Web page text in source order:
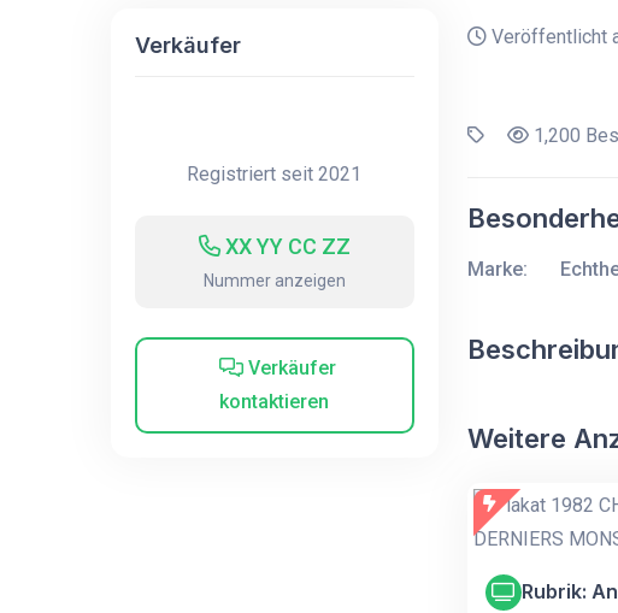
Verkäufer
Registriert seit 2021
XX YY CC ZZ
Nummer anzeigen
Verkäufer
kontaktieren
Veröffentlicht
1,200
Marke:
Weitere
Rubrik: